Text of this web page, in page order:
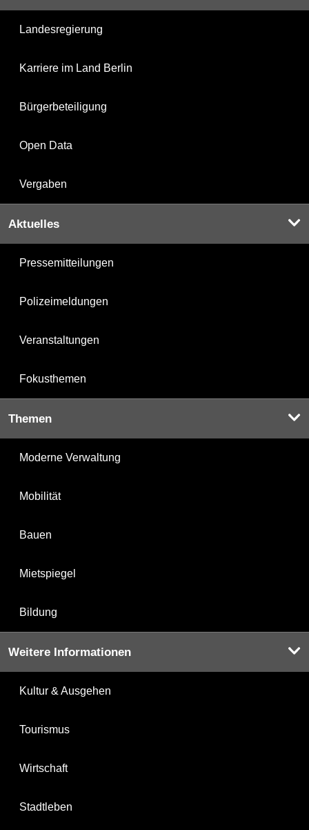
Landesregierung
Karriere im Land Berlin
Bürgerbeteiligung
Open Data
Vergaben
Aktuelles
Pressemitteilungen
Polizeimeldungen
Veranstaltungen
Fokusthemen
Themen
Moderne Verwaltung
Mobilität
Bauen
Mietspiegel
Bildung
Weitere Informationen
Kultur & Ausgehen
Tourismus
Wirtschaft
Stadtleben